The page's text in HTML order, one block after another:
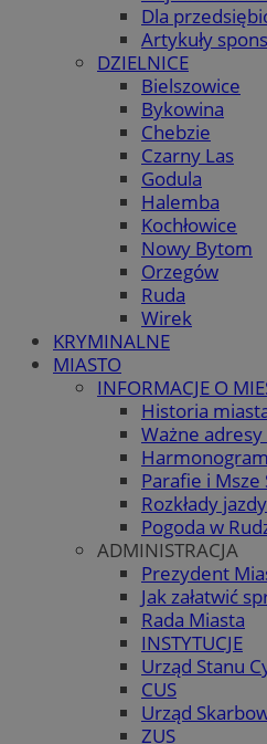
Dla
Artykuły
DZIELNICE
Bielszowice
Bykowina
Chebzie
Czarny Las
Godula
Halemba
Kochłowice
Nowy Bytom
Orzegów
Ruda
Wirek
KRYMINALNE
MIASTO
INFORMACJE O
Historia
Ważne
Parafie i Msze
Rozkłady
Pogoda w
ADMINISTRACJA
Prezydent
Jak załatwić
Rada Miasta
INSTYTUCJE
Urząd Stanu
CUS
Urząd
ZUS